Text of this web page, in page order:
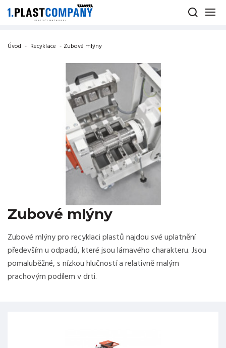
Úvod - Recyklace - Zubové mlýny
Zubové mlýny
Zubové mlýny pro recyklaci plastů najdou své uplatnění
především u odpadů, které jsou lámavého charakteru. Jsou
pomaluběžné, s nízkou hlučností a relativně malým
prachovým podílem v drti.